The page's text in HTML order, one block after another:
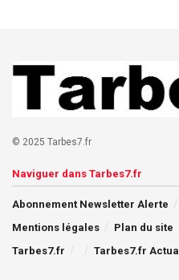
© 2025 Tarbes7.fr
Naviguer dans Tarbes7.fr
Abonnement Newsletter Alerte
Mentions légales
Plan du site
Tarbes7.fr
Tarbes7.fr